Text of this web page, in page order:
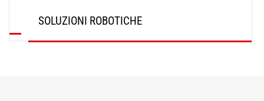
SOLUZIONI ROBOTICHE